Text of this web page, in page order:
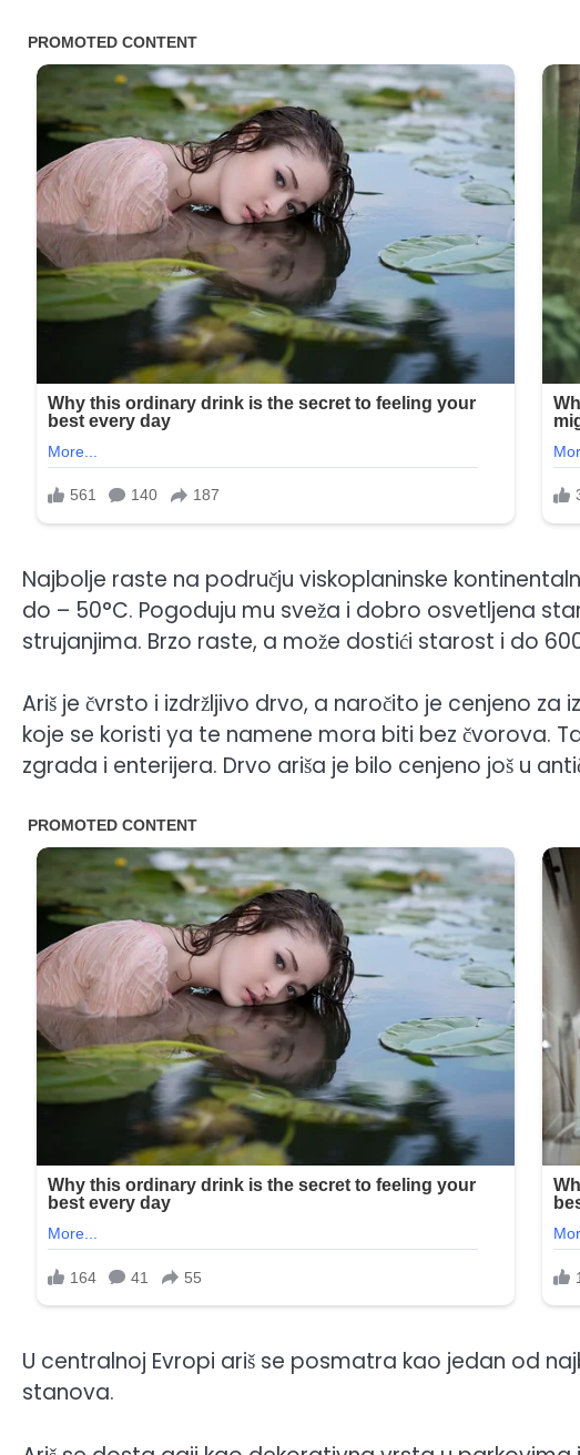
Najbolje raste na području viskoplaninske
do – 50°C. Pogoduju mu sveža i dobro osvetljena
strujanjima. Brzo raste, a može dostići starost i do
Ariš je čvrsto i izdržljivo drvo, a naročito je cenjeno
koje se koristi ya te namene mora biti bez čvorova.
zgrada i enterijera. Drvo ariša je bilo cenjeno još u
U centralnoj Evropi ariš se posmatra kao jedan od
stanova.